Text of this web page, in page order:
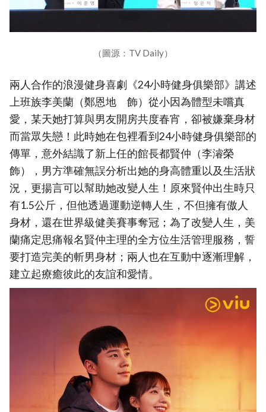
（圖源：TV Daily）
兩人合作的浪漫健身喜劇《24小時健身俱樂部》講述
上班族李美蘭（鄭恩地 飾）從小因為體型未嚐真
愛，某天她打算與男友開房共度春宵，卻被嫌棄身材
而當眾失戀！此時她在包裡看到24小時健身俱樂部的
傳單，意外結識了新上任的館長都賢仲（李濬榮
飾），男方準確無誤分析出她的身高體重以及生活狀
況，更揚言可以幫助她改變人生！原來賢仲出生時只
有1.5公斤，但他透過運動逆轉人生，不但擁有傲人
身材，還在世界級健美賽事奪冠；為了改變人生，美
蘭痛定思痛報名賢仲主理的全方位生活管理服務，誓
要打造完美的斬男身材；兩人也在互動中逐漸理解，
建立起療癒彼此的友誼和愛情。